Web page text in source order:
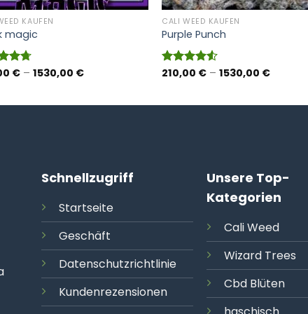
KAUFEN
magic
€ –1530,00 €Preisspanne:
CALI WEED KAUFEN
Purple Punch
Bewertet
210,00 € –1530,00 €
Schnellzugriff
Startseite
Geschäft
Datenschutzrichtlinie
Kundenrezensionen
Unsere Top-
Kategorien
CaliWeed
Wizard Trees
Cbd Blüten